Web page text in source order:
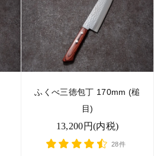
ふくべ三徳包丁 170mm (槌
目)
13,200円(内税)
28件